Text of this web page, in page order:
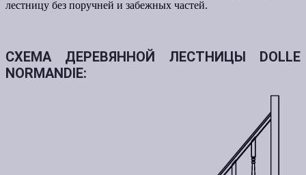
лестницу без поручней и забежных частей.
СХЕМА ДЕРЕВЯННОЙ ЛЕСТНИЦЫ DOLLE
NORMANDIE: